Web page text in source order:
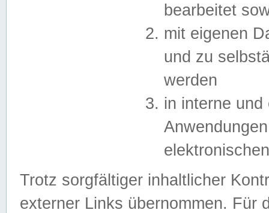
bearbeitet
mit eigenen
und zu
werden
in interne
Trotz sorgfältiger inhaltlicher
externer Links übernommen. Für